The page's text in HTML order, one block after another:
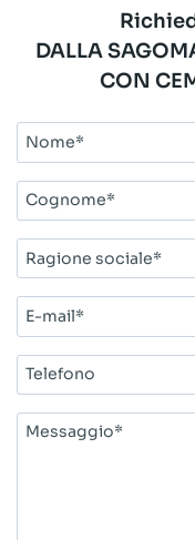
DALLA
CON
Nome*
Cognome*
Ragione
sociale*
E-
mail*
Telefono
Messaggio*